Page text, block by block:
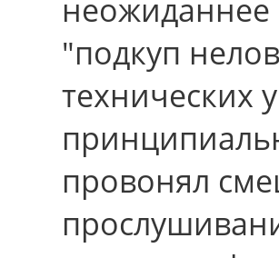
неожиданнее
"подкуп
технических
провонял